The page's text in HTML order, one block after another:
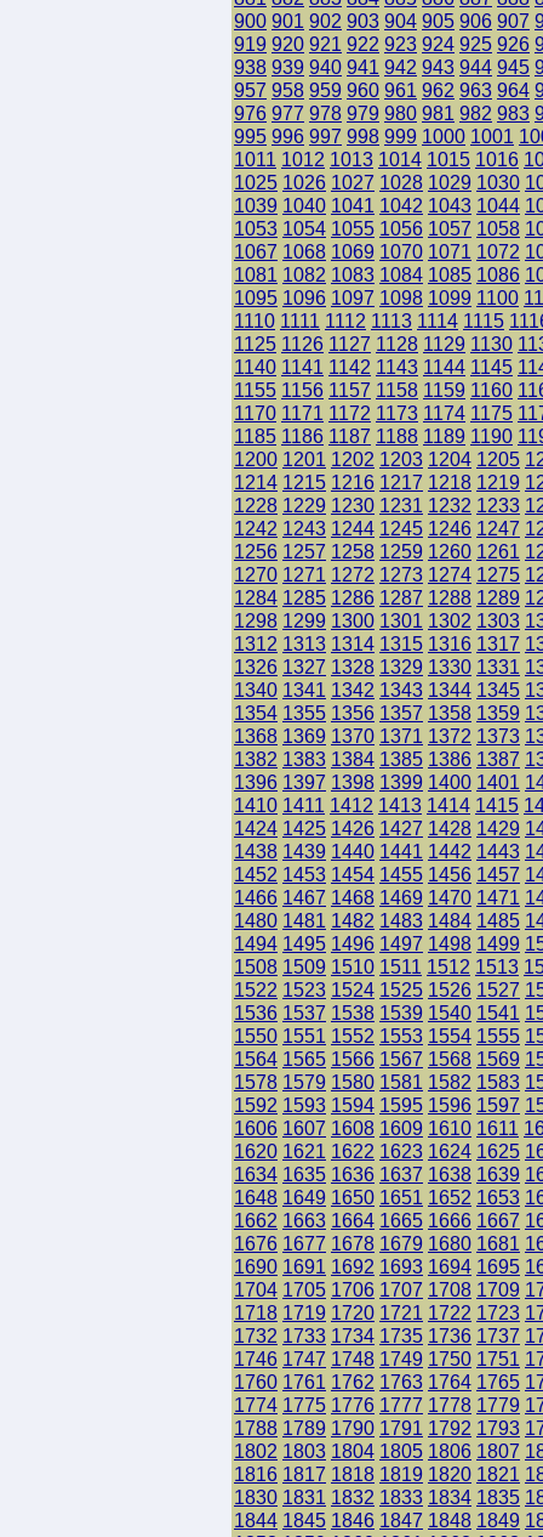
900 901 902 903 904 905 906 907
919 920 921 922 923 924 925 926
938 939 940 941 942 943 944 945
957 958 959 960 961 962 963 964
976 977 978 979 980 981 982 983
995 996 997 998 999 1000 1001
1011 1012 1013 1014 1015 1016
1025 1026 1027 1028 1029 1030
1039 1040 1041 1042 1043 1044
1053 1054 1055 1056 1057 1058
1067 1068 1069 1070 1071 1072
1081 1082 1083 1084 1085 1086
1095 1096 1097 1098 1099 1100
1110 1111 1112 1113 1114 1115
1125 1126 1127 1128 1129 1130
1140 1141 1142 1143 1144 1145
1155 1156 1157 1158 1159 1160
1170 1171 1172 1173 1174 1175
1185 1186 1187 1188 1189 1190
1200 1201 1202 1203 1204 1205
1214 1215 1216 1217 1218 1219
1228 1229 1230 1231 1232 1233
1242 1243 1244 1245 1246 1247
1256 1257 1258 1259 1260 1261
1270 1271 1272 1273 1274 1275
1284 1285 1286 1287 1288 1289
1298 1299 1300 1301 1302 1303
1312 1313 1314 1315 1316 1317
1326 1327 1328 1329 1330 1331
1340 1341 1342 1343 1344 1345
1354 1355 1356 1357 1358 1359
1368 1369 1370 1371 1372 1373
1382 1383 1384 1385 1386 1387
1396 1397 1398 1399 1400 1401
1410 1411 1412 1413 1414 1415
1424 1425 1426 1427 1428 1429
1438 1439 1440 1441 1442 1443
1452 1453 1454 1455 1456 1457
1466 1467 1468 1469 1470 1471
1480 1481 1482 1483 1484 1485
1494 1495 1496 1497 1498 1499
1508 1509 1510 1511 1512 1513
1522 1523 1524 1525 1526 1527
1536 1537 1538 1539 1540 1541
1550 1551 1552 1553 1554 1555
1564 1565 1566 1567 1568 1569
1578 1579 1580 1581 1582 1583
1592 1593 1594 1595 1596 1597
1606 1607 1608 1609 1610 1611
1620 1621 1622 1623 1624 1625
1634 1635 1636 1637 1638 1639
1648 1649 1650 1651 1652 1653
1662 1663 1664 1665 1666 1667
1676 1677 1678 1679 1680 1681
1690 1691 1692 1693 1694 1695
1704 1705 1706 1707 1708 1709
1718 1719 1720 1721 1722 1723
1732 1733 1734 1735 1736 1737
1746 1747 1748 1749 1750 1751
1760 1761 1762 1763 1764 1765
1774 1775 1776 1777 1778 1779
1788 1789 1790 1791 1792 1793
1802 1803 1804 1805 1806 1807
1816 1817 1818 1819 1820 1821
1830 1831 1832 1833 1834 1835
1844 1845 1846 1847 1848 1849